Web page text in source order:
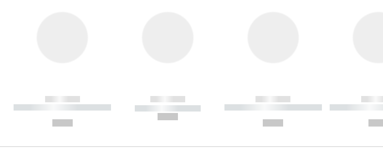
------------
----------- ----------- ----------
------------
----------- -----------
------------
----------- ----------- ----------
-----------